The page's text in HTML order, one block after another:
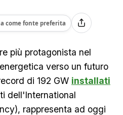
come fonte preferita
più protagonista nel
verso un futuro
di 192 GW installati
dell'International
rappresenta ad oggi